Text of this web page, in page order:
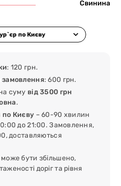
Свинина
: 120 грн.
замовлення: 600 грн.
суму від 3500 грн
.
по Києву – 60-90 хвилин
до 21:00. Замовлення,
доставляються
бути збільшено,
доріг та рівня